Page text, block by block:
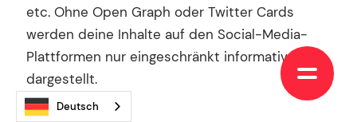
etc. Ohne Open Graph oder Twitter Cards
werden deine Inhalte auf den Social-Media-
Plattformen nur eingeschränkt informativ
dargestellt.
Deutsch